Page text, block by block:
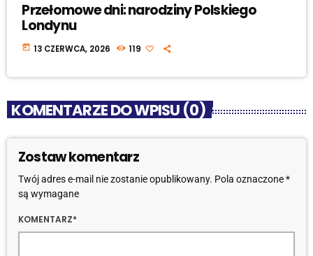
Przełomowe dni: narodziny Polskiego
Londynu
today 13 CZERWCA, 2026 119
KOMENTARZE DO WPISU (0)
Zostaw komentarz
Twój adres e-mail nie zostanie opublikowany. Pola oznaczone *
są wymagane
KOMENTARZ*